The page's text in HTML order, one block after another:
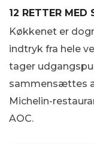
12 RETTER MED
Køkkenet er
indtryk fra hele
tager
sammensættes
Michelin-
AOC.